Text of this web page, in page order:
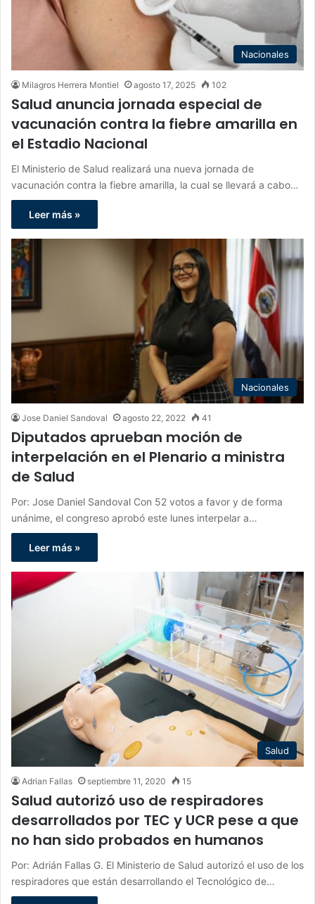
Nacionales
Milagros Herrera Montiel agosto 17, 2025 102
Salud anuncia jornada especial de
vacunación contra la fiebre amarilla en
el Estadio Nacional
El Ministerio de Salud realizará una nueva jornada de
vacunación contra la fiebre amarilla, la cual se llevará a cabo…
Leer más »
Nacionales
Jose Daniel Sandoval agosto 22, 2022 41
Diputados aprueban moción de
interpelación en el Plenario a ministra
de Salud
Por: Jose Daniel Sandoval Con 52 votos a favor y de forma
unánime, el congreso aprobó este lunes interpelar a…
Leer más »
Salud
Adrian Fallas septiembre 11, 2020 15
Salud autorizó uso de respiradores
desarrollados por TEC y UCR pese a que
no han sido probados en humanos
Por: Adrián Fallas G. El Ministerio de Salud autorizó el uso de los
respiradores que están desarrollando el Tecnológico de…